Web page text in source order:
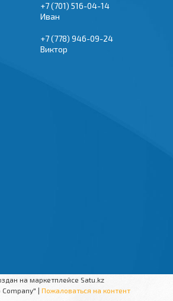
+7 (701) 516-04-14
Иван
+7 (778) 946-09-24
Виктор
на маркетплейсе Satu.kz
TOO "TechSnab Company" | Пожаловаться на контент